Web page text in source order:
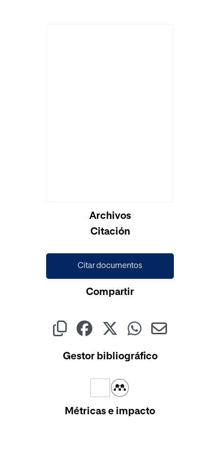
Archivos
Citación
Citar documentos
Compartir
Gestor bibliográfico
Métricas e impacto